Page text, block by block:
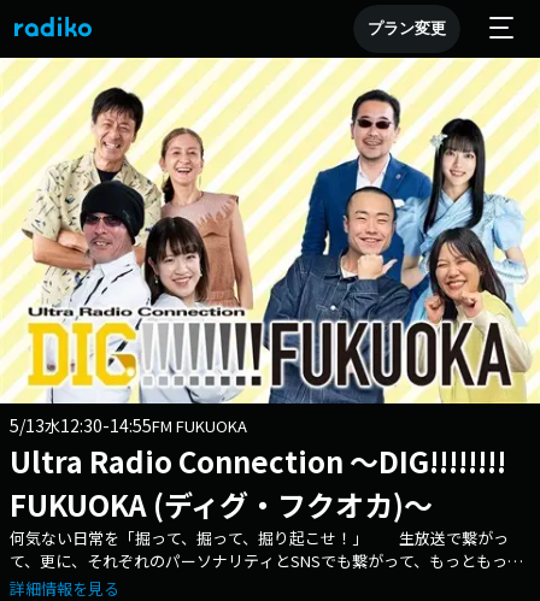
プラン変更
5/13水12:30-14:55FM FUKUOKA
Ultra Radio Connection ～DIG!!!!!!!!
FUKUOKA (ディグ・フクオカ)～
何気ない日常を「掘って、掘って、掘り起こせ！」 生放送で繋がっ
て、更に、それぞれのパーソナリティとSNSでも繋がって、もっともっと
深い関係になりましょう！ ▽12:48〜 【 「教えて！あなたの現場」
詳細情報を見る